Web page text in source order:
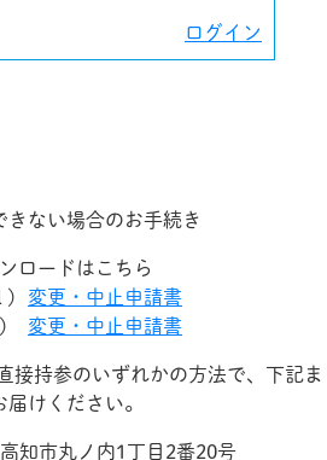
ログイン
きない場合のお手続き
ロードはこちら
)
変更・中止申請書
変更・中止申請書
接持参のいずれかの方法で、下記ま
届けください。
知市丸ノ内1丁目2番20号